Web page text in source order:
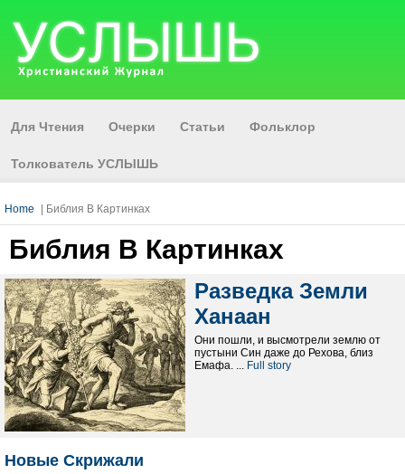
Для Чтения Очерки Статьи Фольклор
Толкователь УСЛЫШЬ
Home | Библия В Картинках
Библия В Картинках
Разведка Земли
Ханаан
Они пошли, и высмотрели землю от
пустыни Син даже до Рехова, близ
Емафа. ... Full story
Новые Скрижали